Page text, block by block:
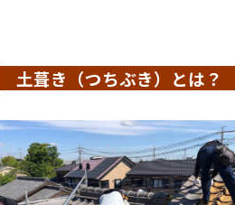
土葺き（つちぶき）とは？